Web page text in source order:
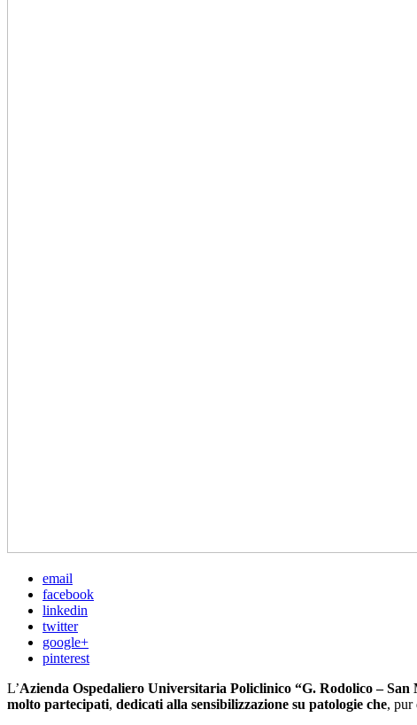
email
facebook
linkedin
twitter
google+
pinterest
L’Azienda Ospedaliero Universitaria Policlinico “G. Rodolico – San
molto partecipati, dedicati alla sensibilizzazione su patologie che, pur